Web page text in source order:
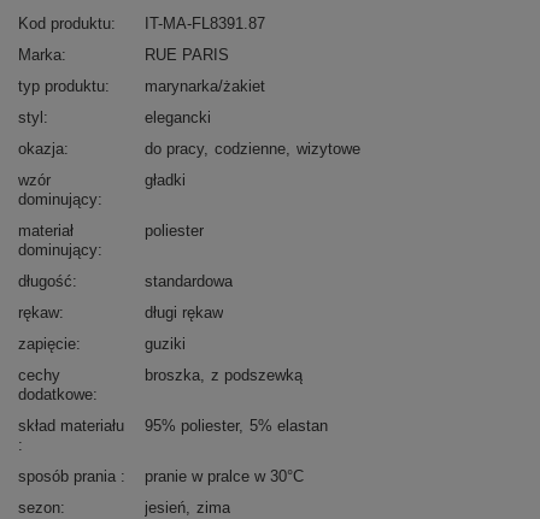
Kod produktu
IT-MA-FL8391.87
Marka
RUE PARIS
typ produktu
marynarka/żakiet
styl
elegancki
okazja
do pracy codzienne wizytowe
wzór
dominujący
gładki
materiał
dominujący
poliester
długość
standardowa
rękaw
długi rękaw
zapięcie
guziki
cechy
dodatkowe
broszka z podszewką
skład materiału 95% poliester 5% elastan
sposób prania
pranie w pralce w 30°C
sezon
jesień zima